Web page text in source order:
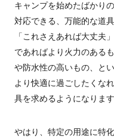
キャンプを始めたばかり
対応できる、万能的な道
「これさえあれば大丈夫
であればより火力のある
や防水性の高いもの、と
より快適に過ごしたくな
具を求めるようになります
やはり、特定の用途に特